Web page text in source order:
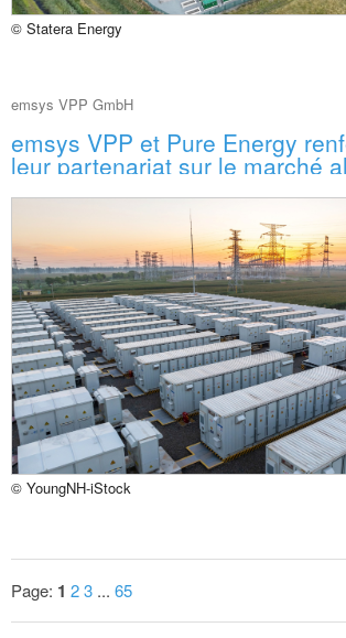
© Statera Energy
emsys VPP GmbH
emsys VPP et Pure Energy
leur partenariat sur le marché
© YoungNH-iStock
Page: 1 23 ... 65